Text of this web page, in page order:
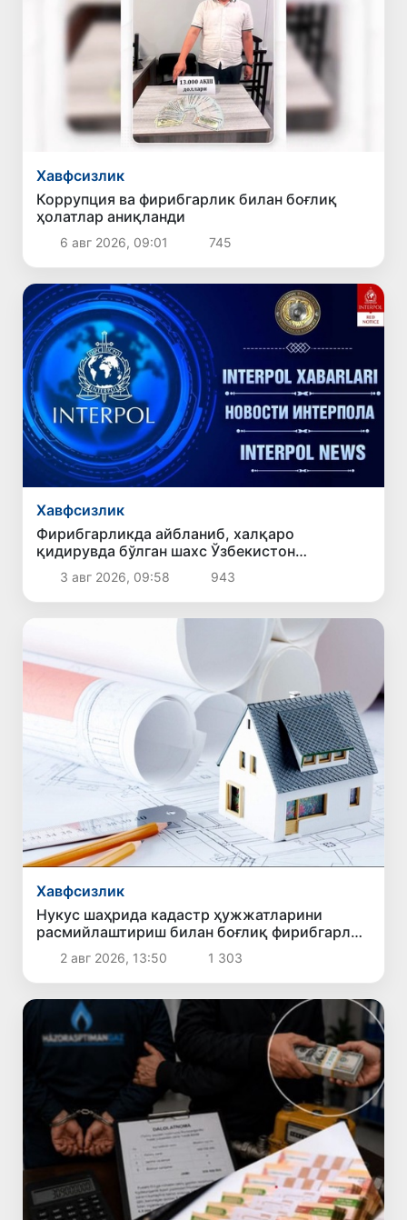
Хавфсизлик
Коррупция ва фирибгарлик билан боғлиқ
ҳолатлар аниқланди
6 авг 2026, 09:01 745
Хавфсизлик
Фирибгарликда айбланиб, халқаро
қидирувда бўлган шахс Ўзбекистон
Республикасига қайтарилди
3 авг 2026, 09:58 943
Хавфсизлик
Нукус шаҳрида кадастр ҳужжатларини
расмийлаштириш билан боғлиқ фирибгарлик
ҳолати фош этилди
2 авг 2026, 13:50 1 303